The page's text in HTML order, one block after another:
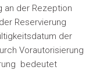
an der Rezeption
Reservierung
der
Vorautorisierung
bedeutet